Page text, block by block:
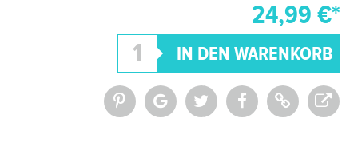
24,99 €*